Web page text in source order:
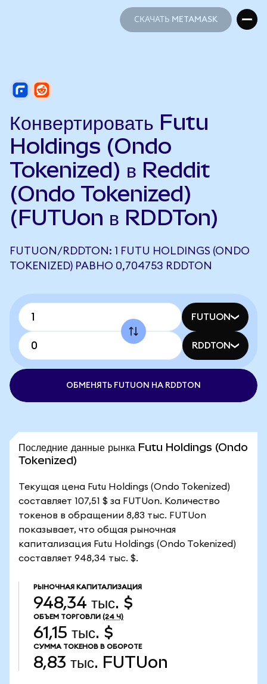
СКАЧАТЬ METAMASK
Конвертировать Futu
Holdings (Ondo
Tokenized) в Reddit
(Ondo Tokenized)
(FUTUon в RDDTon)
FUTUON/RDDTON: 1 FUTU HOLDINGS (ONDO
TOKENIZED) РАВНО 0,704753 RDDTON
FUTUON
RDDTON
ОБМЕНЯТЬ FUTUON НА RDDTON
Последние данные рынка Futu Holdings (Ondo
Tokenized)
Текущая цена Futu Holdings (Ondo Tokenized)
составляет 107,51 $ за FUTUon. Количество
токенов в обращении 8,83 тыс. FUTUon
показывает, что общая рыночная
капитализация Futu Holdings (Ondo Tokenized)
составляет 948,34 тыс. $.
РЫНОЧНАЯ КАПИТАЛИЗАЦИЯ
948,34 тыс. $
ОБЪЕМ ТОРГОВЛИ (24 Ч)
61,15 тыс. $
СУММА ТОКЕНОВ В ОБОРОТЕ
8,83 тыс. FUTUon